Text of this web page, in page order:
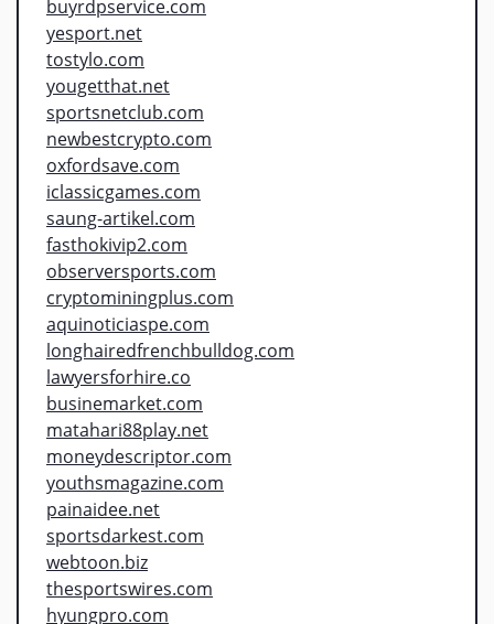
buyrdpservice.com
yesport.net
tostylo.com
yougetthat.net
sportsnetclub.com
newbestcrypto.com
oxfordsave.com
iclassicgames.com
saung-artikel.com
fasthokivip2.com
observersports.com
cryptominingplus.com
aquinoticiaspe.com
longhairedfrenchbulldog.com
lawyersforhire.co
businemarket.com
matahari88play.net
moneydescriptor.com
youthsmagazine.com
painaidee.net
sportsdarkest.com
webtoon.biz
thesportswires.com
hyungpro.com